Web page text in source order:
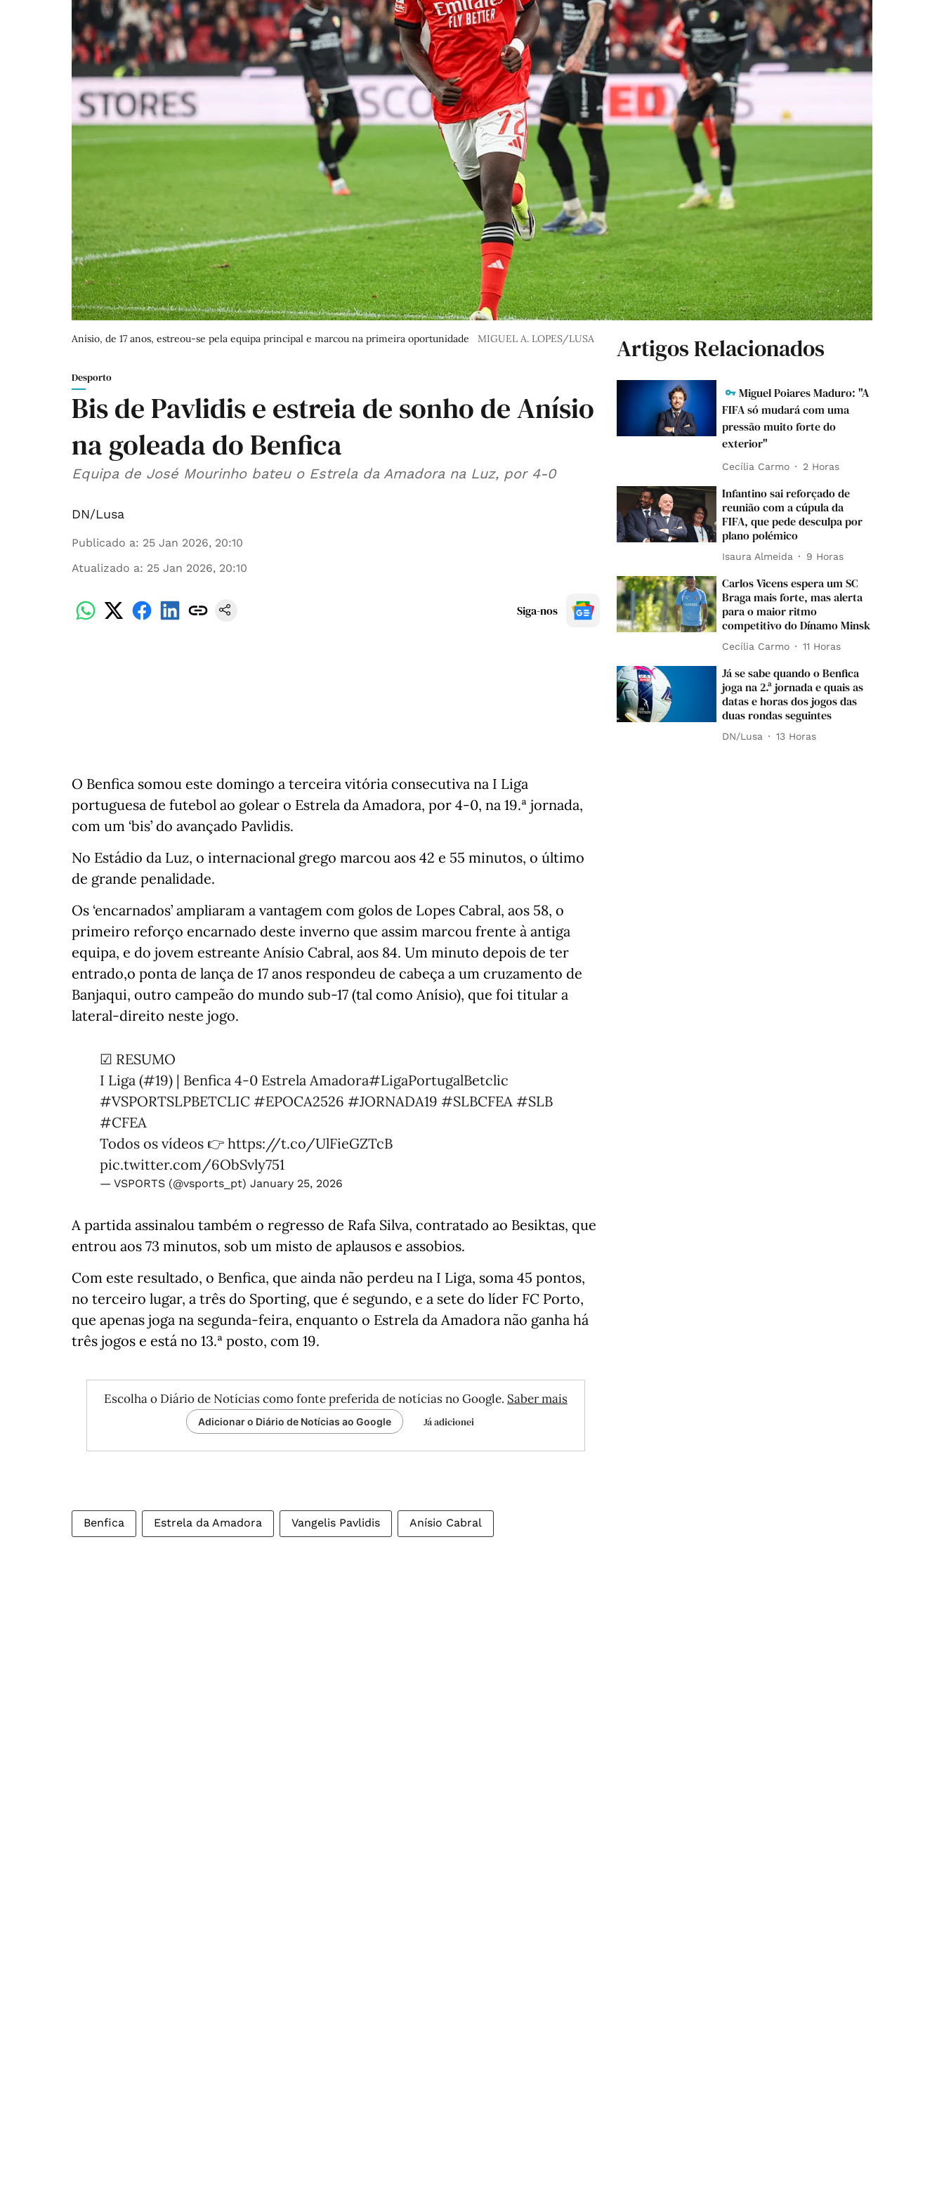
Anísio, de 17 anos, estreou-se pela equipa principal e marcou na primeira oportunidade MIGUEL A. LOPES/LUSA
Desporto
Bis de Pavlidis e estreia de sonho de Anísio
na goleada do Benfica
Equipa de José Mourinho bateu o Estrela da Amadora na Luz, por 4-0
DN/Lusa
Publicado a: 25 Jan 2026, 20:10
Atualizado a: 25 Jan 2026, 20:10
Siga-nos
O Benfica somou este domingo a terceira vitória consecutiva na I Liga
portuguesa de futebol ao golear o Estrela da Amadora, por 4-0, na 19.ª jornada,
com um ‘bis’ do avançado Pavlidis.
No Estádio da Luz, o internacional grego marcou aos 42 e 55 minutos, o último
de grande penalidade.
Os ‘encarnados’ ampliaram a vantagem com golos de Lopes Cabral, aos 58, o
primeiro reforço encarnado deste inverno que assim marcou frente à antiga
equipa, e do jovem estreante Anísio Cabral, aos 84. Um minuto depois de ter
entrado,o ponta de lança de 17 anos respondeu de cabeça a um cruzamento de
Banjaqui, outro campeão do mundo sub-17 (tal como Anísio), que foi titular a
lateral-direito neste jogo.
☑ RESUMO
I Liga (#19) | Benfica 4-0 Estrela Amadora#LigaPortugalBetclic
#VSPORTSLPBETCLIC #EPOCA2526 #JORNADA19 #SLBCFEA #SLB
#CFEA
Todos os vídeos 👉 https://t.co/UlFieGZTcB
pic.twitter.com/6ObSvly751
— VSPORTS (@vsports_pt) January 25, 2026
A partida assinalou também o regresso de Rafa Silva, contratado ao Besiktas, que
entrou aos 73 minutos, sob um misto de aplausos e assobios.
Com este resultado, o Benfica, que ainda não perdeu na I Liga, soma 45 pontos,
no terceiro lugar, a três do Sporting, que é segundo, e a sete do líder FC Porto,
que apenas joga na segunda-feira, enquanto o Estrela da Amadora não ganha há
três jogos e está no 13.ª posto, com 19.
Escolha o Diário de Notícias como fonte preferida de notícias no Google. Saber mais
Adicionar o Diário de Notícias ao Google Já adicionei
Benfica Estrela da Amadora Vangelis Pavlidis Anísio Cabral
Artigos Relacionados
Miguel Poiares Maduro: "A
FIFA só mudará com uma
pressão muito forte do
exterior"
Cecília Carmo 2 Horas
Infantino sai reforçado de
reunião com a cúpula da
FIFA, que pede desculpa por
plano polémico
Isaura Almeida 9 Horas
Carlos Vicens espera um SC
Braga mais forte, mas alerta
para o maior ritmo
competitivo do Dínamo Minsk
Cecília Carmo 11 Horas
Já se sabe quando o Benfica
joga na 2.ª jornada e quais as
datas e horas dos jogos das
duas rondas seguintes
DN/Lusa 13 Horas